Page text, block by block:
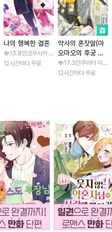
나의 행복한 결혼
13.8만코우사카 리토 / 아기토기 아쿠미
12시간마다 무료
약사의 혼잣말(마
오마오의 후궁 수
수께끼 풀이수첩)
17.3만쿠라타 미노
12시간마다 무료